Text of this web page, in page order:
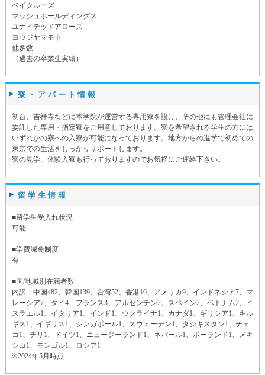
ベイクルーズ
マッシュホールディングス
ユナイテッドアローズ
ヨウジヤマモト
他多数
（過去の卒業生実績）
寮・アパート情報
初台、吉祥寺などに本学院が運営する専用寮を設け、その他にも管理会社に
委託した専用・指定寮をご用意しております。寮を希望される学生の方には
いずれかの寮への入寮が可能になっております。地方からの進学で初めての
東京での生活をしっかりサポートします。
寮の見学、体験入寮も行っておりますのでお気軽にご連絡下さい。
留学生情報
■留学生受入れ状況
可能
■学費減免制度
有
■国/地域別在籍者数
内訳：中国482、韓国139、台湾52、香港16、アメリカ9、インドネシア7、マ
レーシア7、タイ4、フランス3、アルゼンチン2、スペイン2、ベトナム2、イ
スラエル1、イタリア1、インド1、ウクライナ1、カナダ1、ギリシア1、キル
ギス1、イギリス1、シンガポール1、スウェーデン1、タジキスタン1、チェ
コ1、チリ1、ドイツ1、ニュージーランド1、ネパール1、ポーランド1、メキ
シコ1、モンゴル1、ロシア1
※2024年5月時点